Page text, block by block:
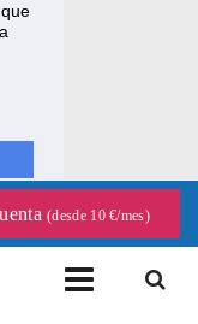
(desde 10 €/mes)